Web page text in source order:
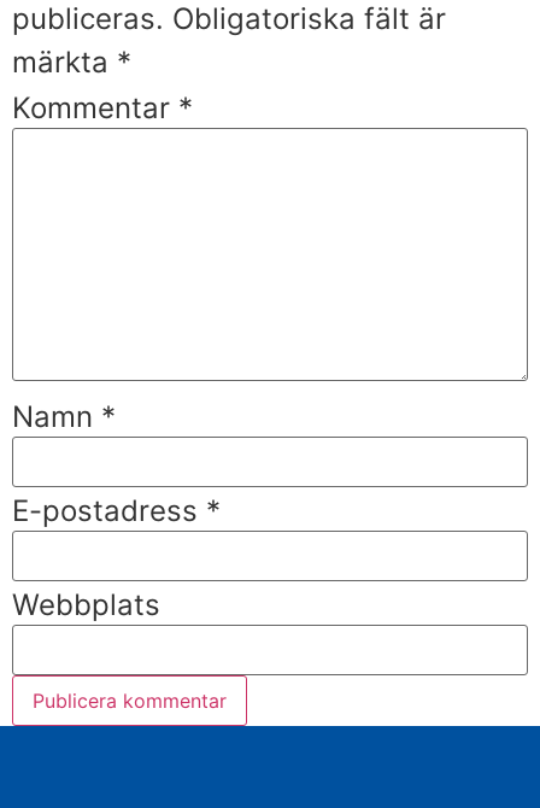
publiceras. Obligatoriska fält är
märkta *
Kommentar *
Namn *
E-postadress *
Webbplats